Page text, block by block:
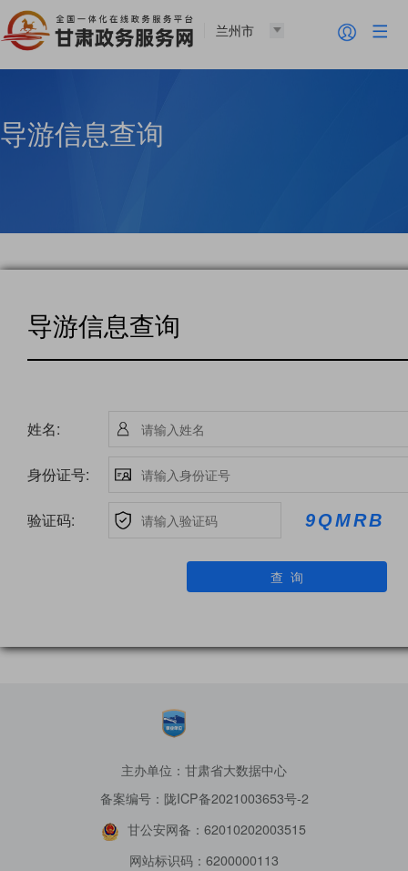
兰州市
导游信息查询
导游信息查询
姓名:
身份证号:
验证码:
查 询
主办单位：甘肃省大数据中心
备案编号：陇ICP备2021003653号-2
甘公安网备：62010202003515
网站标识码：6200000113